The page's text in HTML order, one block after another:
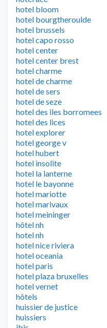
hotel bloom
hotel bourgtheroulde
hotel brussels
hotel capo rosso
hotel center
hotel center brest
hotel charme
hotel de charme
hotel de sers
hotel de seze
hotel des iles borromees
hotel des lices
hotel explorer
hotel george v
hotel hubert
hotel insolite
hotel la lanterne
hotel le bayonne
hotel mariotte
hotel marivaux
hotel meininger
hôtel nh
hotel nh
hotel nice riviera
hotel oceania
hotel paris
hotel plaza bruxelles
hotel vernet
hôtels
huissier de justice
huissiers